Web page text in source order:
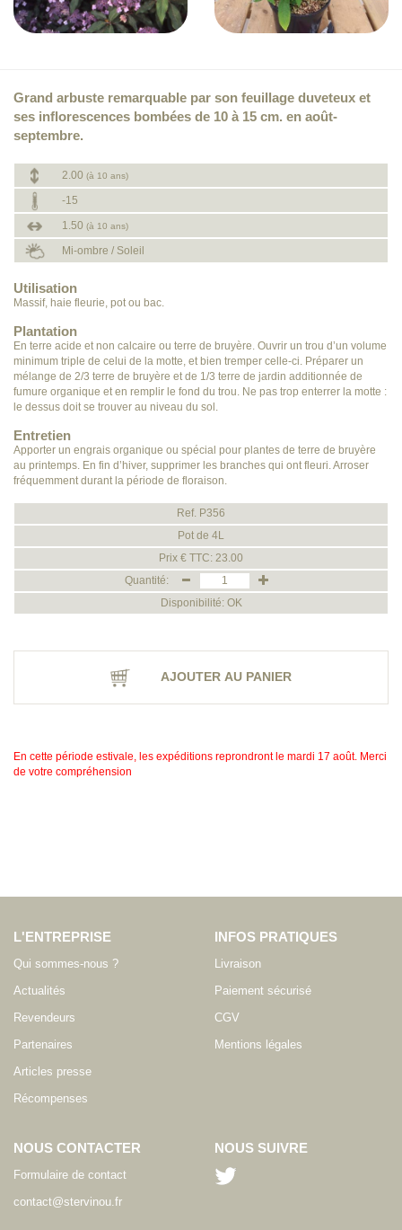
Grand arbuste remarquable par son feuillage duveteux et
ses inflorescences bombées de 10 à 15 cm. en août-
septembre.
2.00 (à 10 ans)
-15
1.50 (à 10 ans)
Mi-ombre / Soleil
Utilisation
Massif, haie fleurie, pot ou bac.
Plantation
En terre acide et non calcaire ou terre de bruyère. Ouvrir un trou d’un volume
minimum triple de celui de la motte, et bien tremper celle-ci. Préparer un
mélange de 2/3 terre de bruyère et de 1/3 terre de jardin additionnée de
fumure organique et en remplir le fond du trou. Ne pas trop enterrer la motte :
le dessus doit se trouver au niveau du sol.
Entretien
Apporter un engrais organique ou spécial pour plantes de terre de bruyère
au printemps. En fin d’hiver, supprimer les branches qui ont fleuri. Arroser
fréquemment durant la période de floraison.
Ref. P356
Pot de 4L
Prix € TTC: 23.00
Quantité:
Disponibilité: OK
AJOUTER AU PANIER
En cette période estivale, les expéditions reprondront le mardi 17 août. Merci
de votre compréhension
L'ENTREPRISE
Qui sommes-nous ?
Actualités
Revendeurs
Partenaires
Articles presse
Récompenses
INFOS PRATIQUES
Livraison
Paiement sécurisé
CGV
Mentions légales
NOUS CONTACTER
Formulaire de contact
contact@stervinou.fr
NOUS SUIVRE